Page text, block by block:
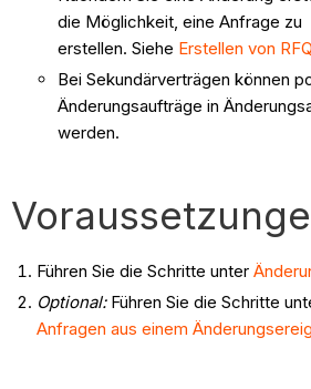
die Möglichkeit, eine Anfrage zu
erstellen. Siehe Erstellen von
Bei Sekundärverträgen können
Änderungsaufträge in
werden.
Führen Sie die Schritte unter
Optional: Führen Sie die Schritte
Anfragen aus einem